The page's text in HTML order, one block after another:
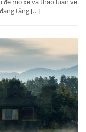
để mổ xẻ và thảo luận về
tăng […]